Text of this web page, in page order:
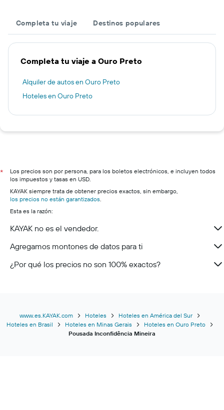
Completa tu viaje Destinos populares
Completa tu viaje a Ouro Preto
Alquiler de autos en Ouro Preto
Hoteles en Ouro Preto
*
Los precios son por persona, para los boletos electrónicos, e incluyen todos
los impuestos y tasas en USD.
KAYAK siempre trata de obtener precios exactos, sin embargo,
los precios no están garantizados.
Esta es la razón:
KAYAK no es el vendedor.
Agregamos montones de datos para ti
¿Por qué los precios no son 100% exactos?
www.es.KAYAK.com Hoteles
Hoteles en América del Sur
Hoteles en Brasil
Hoteles en Minas Gerais
Hoteles en Ouro Preto
Pousada Inconfidência Mineira